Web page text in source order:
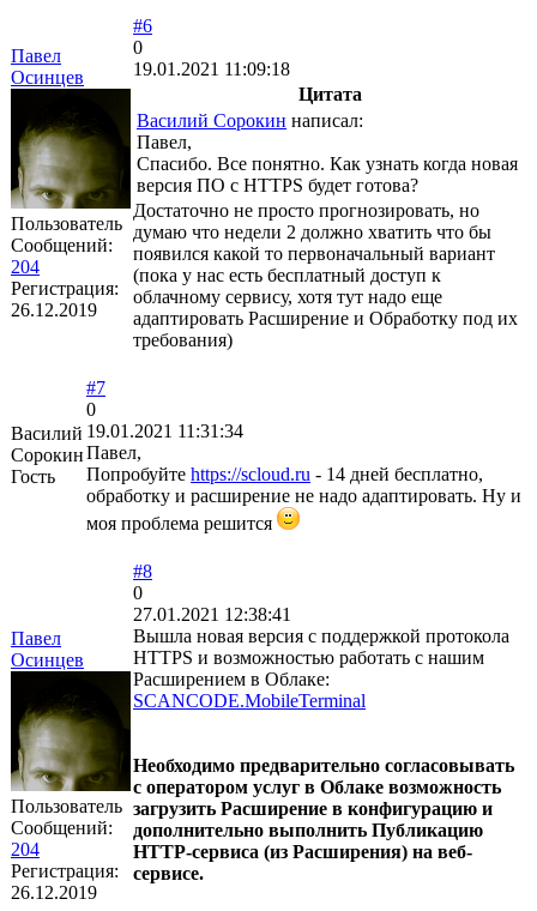
Павел
Осинцев
Пользователь
Сообщений:
204
Регистрация:
26.12.2019
#6
0
19.01.2021 11:09:18
Цитата
Василий Сорокин написал:
Павел,
Спасибо. Все понятно. Как узнать когда новая
версия ПО с HTTPS будет готова?
Достаточно не просто прогнозировать, но
думаю что недели 2 должно хватить что бы
появился какой то первоначальный вариант
(пока у нас есть бесплатный доступ к
облачному сервису, хотя тут надо еще
адаптировать Расширение и Обработку под их
требования)
Василий
Сорокин
Гость
#7
0
19.01.2021 11:31:34
Павел,
Попробуйте https://scloud.ru - 14 дней бесплатно,
обработку и расширение не надо адаптировать. Ну и
моя проблема решится
Павел
Осинцев
Пользователь
Сообщений:
204
Регистрация:
26.12.2019
#8
0
27.01.2021 12:38:41
Вышла новая версия с поддержкой протокола
HTTPS и возможностью работать с нашим
Расширением в Облаке:
SCANCODE.MobileTerminal
Необходимо предварительно согласовывать
с оператором услуг в Облаке возможность
загрузить Расширение в конфигурацию и
дополнительно выполнить Публикацию
HTTP-сервиса (из Расширения) на веб-
сервисе.